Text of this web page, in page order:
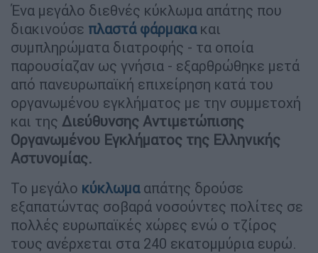
Ένα μεγάλο διεθνές κύκλωμα απάτης που
διακινούσε πλαστά φάρμακακαι
συμπληρώματα διατροφής - τα οποία
παρουσίαζαν ως γνήσια - εξαρθρώθηκε μετά
από πανευρωπαϊκή επιχείρηση κατά του
οργανωμένου εγκλήματος με την συμμετοχή
και της Διεύθυνσης Αντιμετώπισης
Οργανωμένου Εγκλήματος της Ελληνικής
Αστυνομίας.
Το μεγάλο κύκλωμααπάτης δρούσε
εξαπατώντας σοβαρά νοσούντες πολίτες σε
πολλές ευρωπαϊκές χώρες ενώ ο τζίρος
τους ανέρχεται στα 240 εκατομμύρια ευρώ.